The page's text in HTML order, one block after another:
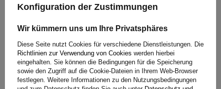
SONDERANGEBOT
Konfiguration der Zustimmungen
Wir kümmern uns um Ihre Privatsphäres
Diese Seite nutzt Cookies für verschiedene Dienstleistungen. Die
Richtlinien zur Verwendung von Cookies werden hierbei
eingehalten. Sie können die Bedingungen für die Speicherung
sowie den Zugriff auf die Cookie-Dateien in Ihrem Web-Browser
festlegen. Weitere Informationen zu den Nutzungsbedingungen